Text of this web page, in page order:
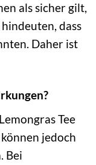
als sicher gilt,
dass
Daher ist
Tee
jedoch
Bei